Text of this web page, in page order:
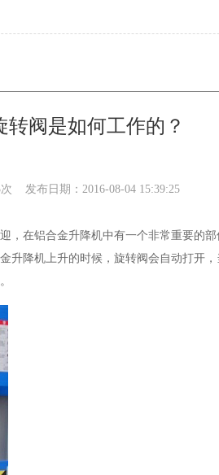
阀是如何工作的？
发布日期： 2016-08-04 15:39:25
，在铝合金升降机中有一个非常重要的
升降机上升的时候，旋转阀会自动打开